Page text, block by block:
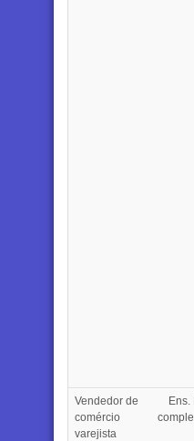
Vendedor de
comércio
varejista
Ens.